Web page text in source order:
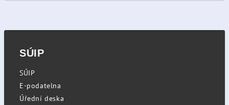
SÚIP
SÚIP
E-podatelna
Úřední deska